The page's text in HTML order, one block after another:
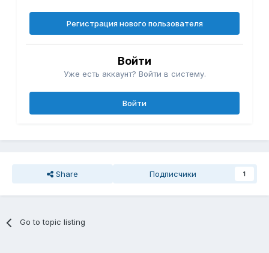
Регистрация нового пользователя
Войти
Уже есть аккаунт? Войти в систему.
Войти
Share Подписчики 1
Go to topic listing